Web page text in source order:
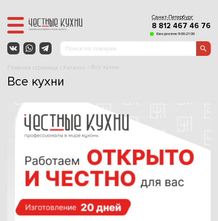
Санкт-Петербург
8 812 467 46 76
Ежедневно 9:00-21:00
Главная страница Каталог Все кухни
Все кухни